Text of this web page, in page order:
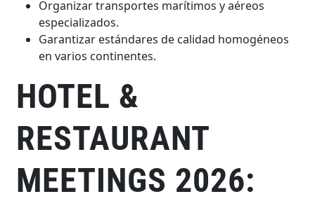
Organizar transportes marítimos y aéreos
especializados.
Garantizar estándares de calidad homogéneos
en varios continentes.
HOTEL &
RESTAURANT
MEETINGS 2026: